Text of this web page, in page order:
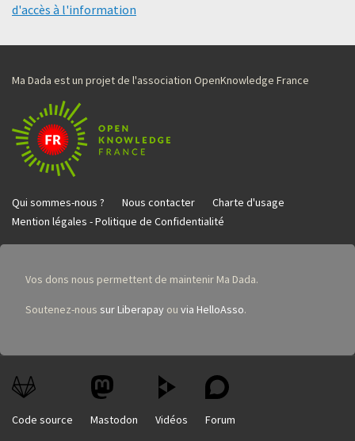
d'accès à l'information
Ma Dada est un projet de l'association OpenKnowledge France
Qui sommes-nous ? Nous contacter
Charte d'usage
Mention légales - Politique de Confidentialité
Vos dons nous permettent de maintenir Ma Dada.
Soutenez-nous sur Liberapay ou via HelloAsso.
Code source Mastodon Vidéos Forum